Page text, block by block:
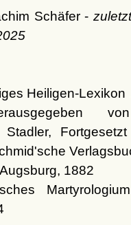
Schäfer -
Heiligen-
Stadler,
1882